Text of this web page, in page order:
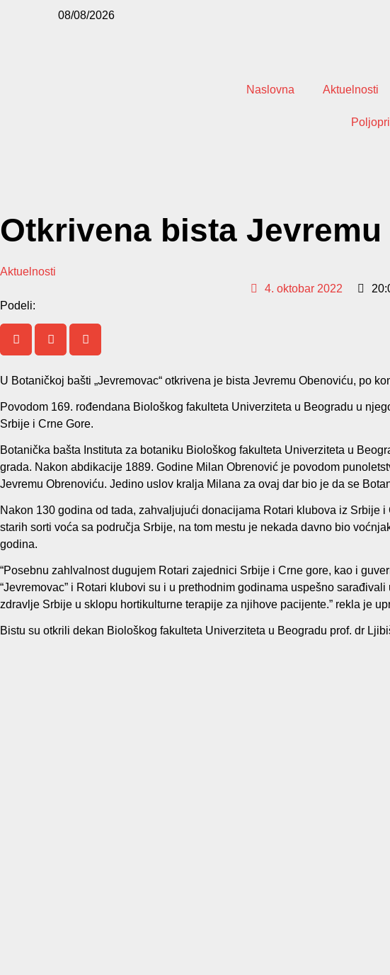
08/08/2026
Naslovna Aktuelnosti
Otkrivena bista
Aktuelnosti
4. oktobar 2022
Podeli:
U Botaničkoj bašti „Jevremovac“ otkrivena je bista Jevremu Obenoviću, po
Povodom 169. rođendana Biološkog fakulteta Univerziteta u Beogradu u
Srbije i Crne Gore.
Botanička bašta Instituta za botaniku Biološkog fakulteta Univerziteta u
grada. Nakon abdikacije 1889. Godine Milan Obrenović je povodom
Jevremu Obrenoviću. Jedino uslov kralja Milana za ovaj dar bio je da se
Nakon 130 godina od tada, zahvaljujući donacijama Rotari klubova iz
starih sorti voća sa područja Srbije, na tom mestu je nekada davno bio
godina.
“Posebnu zahlvalnost dugujem Rotari zajednici Srbije i Crne gore, kao i
“Jevremovac” i Rotari klubovi su i u prethodnim godinama uspešno
zdravlje Srbije u sklopu hortikulturne terapije za njihove pacijente.” rekla je
Bistu su otkrili dekan Biološkog fakulteta Univerziteta u Beogradu prof. dr